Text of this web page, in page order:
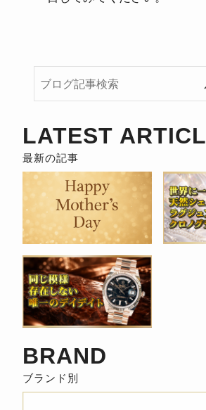
ロ
記
事
検
索
LATEST
BRAND